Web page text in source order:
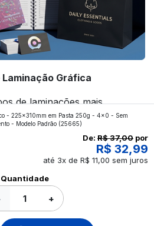
Gráfica
de laminações mais
da gráfica FuturaIM? Então,
revelar para você!
- 225x310mm em Pasta 250g - 4x0 - Sem
- Modelo Padrão(25665)
De: R$ 37,00 por
R$ 32,99
até 3x de R$ 11,00 sem juros
Quantidade
+